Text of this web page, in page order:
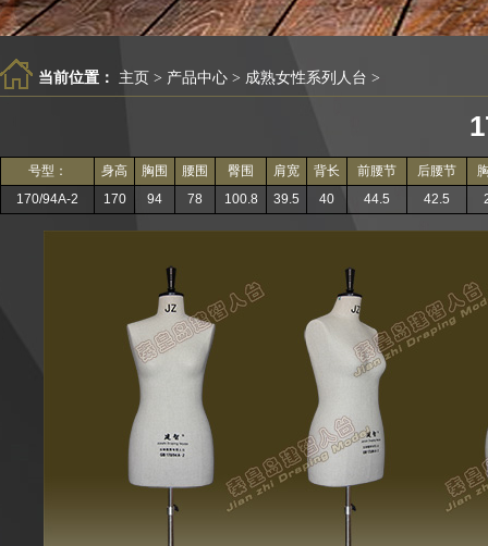
当前位置： 主页 > 产品中心 > 成熟女性系列人台 >
号型： 身高 胸围 腰围 臀围 肩宽 背长 前腰节 后腰节
170/94A-2
170 94 78 100.8 39.5 40 44.5 42.5